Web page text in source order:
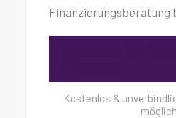
Finanzierungsberatung
Kostenlos &
möglich